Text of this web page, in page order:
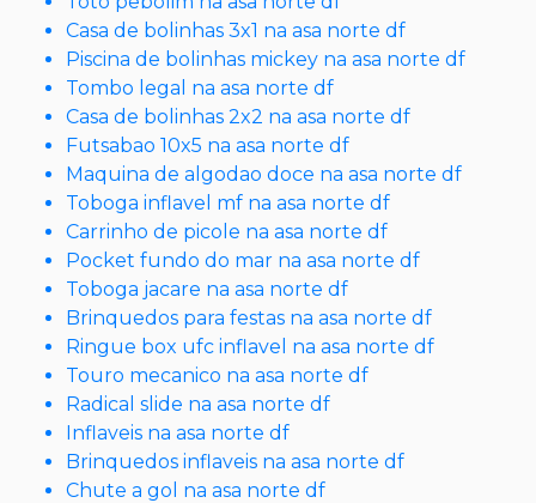
Casa de bolinhas 3x1 na asa norte df
Piscina de bolinhas mickey na asa norte df
Tombo legal na asa norte df
Casa de bolinhas 2x2 na asa norte df
Futsabao 10x5 na asa norte df
Maquina de algodao doce na asa norte df
Toboga inflavel mf na asa norte df
Carrinho de picole na asa norte df
Pocket fundo do mar na asa norte df
Toboga jacare na asa norte df
Brinquedos para festas na asa norte df
Ringue box ufc inflavel na asa norte df
Touro mecanico na asa norte df
Radical slide na asa norte df
Inflaveis na asa norte df
Brinquedos inflaveis na asa norte df
Chute a gol na asa norte df